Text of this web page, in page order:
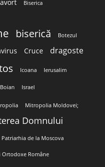
avort Biserica
biserică Botezul
Cruce dragoste
Icoana Ierusalim
Israel
Mitropolia Moldovei;
Domnului
Patriarhia de la Moscova
Ortodoxe Române